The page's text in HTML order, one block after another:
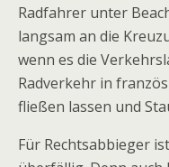
Radfahrer unter
langsam an die
wenn es die
Radverkehr in
fließen lassen und
Für Rechtsabbieger